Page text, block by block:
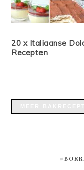
20 x Italiaanse
Recepten